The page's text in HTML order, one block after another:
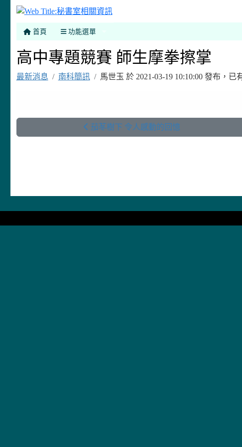
首頁 功能選單
高中專題競賽 師生摩拳擦掌
最新消息 南科簡訊 馬世玉 於 2021-03-19 10:10:00 發布，已
茄苳樹下 令人感動的回憶